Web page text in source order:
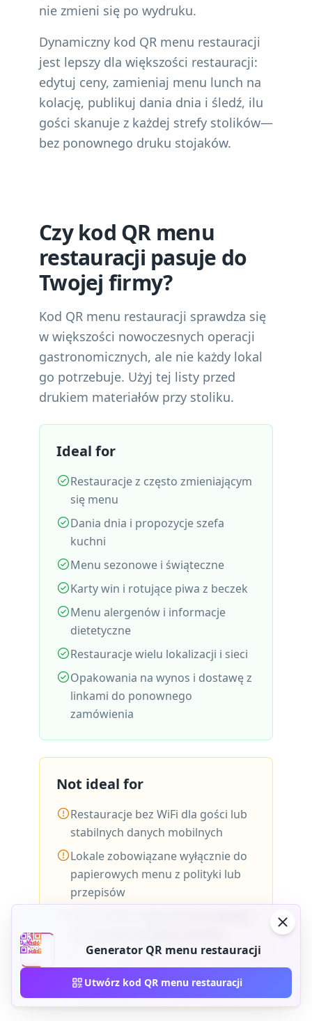
nie zmieni się po wydruku.
Dynamiczny kod QR menu restauracji
jest lepszy dla większości restauracji:
edytuj ceny, zamieniaj menu lunch na
kolację, publikuj dania dnia i śledź, ilu
gości skanuje z każdej strefy stolików—
bez ponownego druku stojaków.
Czy kod QR menu
restauracji pasuje do
Twojej firmy?
Kod QR menu restauracji sprawdza się
w większości nowoczesnych operacji
gastronomicznych, ale nie każdy lokal
go potrzebuje. Użyj tej listy przed
drukiem materiałów przy stoliku.
Ideal for
Restauracje z często zmieniającym
się menu
Dania dnia i propozycje szefa
kuchni
Menu sezonowe i świąteczne
Karty win i rotujące piwa z beczek
Menu alergenów i informacje
dietetyczne
Restauracje wielu lokalizacji i sieci
Opakowania na wynos i dostawę z
linkami do ponownego
zamówienia
Not ideal for
Restauracje bez WiFi dla gości lub
stabilnych danych mobilnych
Lokale zobowiązane wyłącznie do
papierowych menu z polityki lub
przepisów
Generator QR menu restauracji
Utwórz kod QR menu restauracji